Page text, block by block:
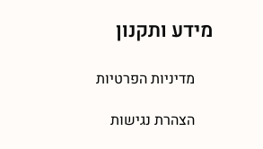
מידע ותקנון
מדיניות הפרטיות
הצהרת נגישות